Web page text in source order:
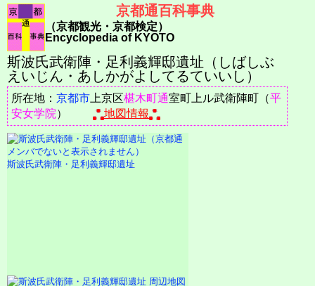
京都通百科事典
（京都観光・京都検定）
Encyclopedia of KYOTO
斯波氏武衛陣・足利義輝邸遺址（しばしぶ
えいじん・あしかがよしてるていいし）
所在地： 京都市 上京区椹木町通室町上ル武衛陣町（平
安女学院） 地図情報
斯波氏武衛陣・足利義輝邸遺址